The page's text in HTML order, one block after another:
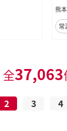
ン
熊
常
全37,063
2 3 4